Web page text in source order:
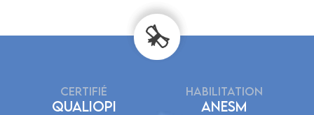
CERTIFIÉ
QUALIOPI
HABILITATION
ANESM